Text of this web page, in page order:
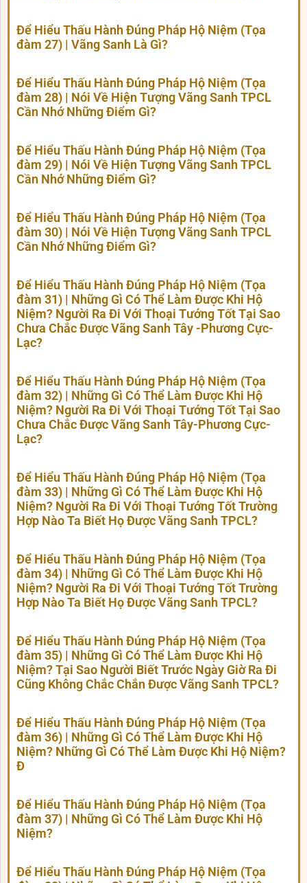
Để Hiểu Thấu Hành Đúng Pháp Hộ Niệm (Tọa
đàm 27) | Vãng Sanh Là Gì?
Để Hiểu Thấu Hành Đúng Pháp Hộ Niệm (Tọa
đàm 28) | Nói Về Hiện Tượng Vãng Sanh TPCL
Cần Nhớ Những Điểm Gì?
Để Hiểu Thấu Hành Đúng Pháp Hộ Niệm (Tọa
đàm 29) | Nói Về Hiện Tượng Vãng Sanh TPCL
Cần Nhớ Những Điểm Gì?
Để Hiểu Thấu Hành Đúng Pháp Hộ Niệm (Tọa
đàm 30) | Nói Về Hiện Tượng Vãng Sanh TPCL
Cần Nhớ Những Điểm Gì?
Để Hiểu Thấu Hành Đúng Pháp Hộ Niệm (Tọa
đàm 31) | Những Gì Có Thể Làm Được Khi Hộ
Niệm? Người Ra Đi Với Thoại Tướng Tốt Tại Sao
Chưa Chắc Được Vãng Sanh Tây -Phương Cực-
Lạc?
Để Hiểu Thấu Hành Đúng Pháp Hộ Niệm (Tọa
đàm 32) | Những Gì Có Thể Làm Được Khi Hộ
Niệm? Người Ra Đi Với Thoại Tướng Tốt Tại Sao
Chưa Chắc Được Vãng Sanh Tây-Phương Cực-
Lạc?
Để Hiểu Thấu Hành Đúng Pháp Hộ Niệm (Tọa
đàm 33) | Những Gì Có Thể Làm Được Khi Hộ
Niệm? Người Ra Đi Với Thoại Tướng Tốt Trường
Hợp Nào Ta Biết Họ Được Vãng Sanh TPCL?
Để Hiểu Thấu Hành Đúng Pháp Hộ Niệm (Tọa
đàm 34) | Những Gì Có Thể Làm Được Khi Hộ
Niệm? Người Ra Đi Với Thoại Tướng Tốt Trường
Hợp Nào Ta Biết Họ Được Vãng Sanh TPCL?
Để Hiểu Thấu Hành Đúng Pháp Hộ Niệm (Tọa
đàm 35) | Những Gì Có Thể Làm Được Khi Hộ
Niệm? Tại Sao Người Biết Trước Ngày Giờ Ra Đi
Cũng Không Chắc Chắn Được Vãng Sanh TPCL?
Để Hiểu Thấu Hành Đúng Pháp Hộ Niệm (Tọa
đàm 36) | Những Gì Có Thể Làm Được Khi Hộ
Niệm? Những Gì Có Thể Làm Được Khi Hộ Niệm?
Đ
Để Hiểu Thấu Hành Đúng Pháp Hộ Niệm (Tọa
đàm 37) | Những Gì Có Thể Làm Được Khi Hộ
Niệm?
Để Hiểu Thấu Hành Đúng Pháp Hộ Niệm (Tọa